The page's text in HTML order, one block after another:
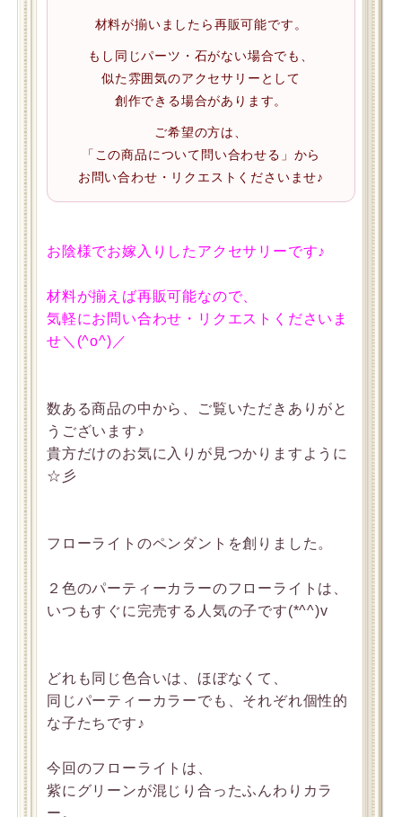
材料が揃いましたら再販可能です。
もし同じパーツ・石がない場合でも、
似た雰囲気のアクセサリーとして
創作できる場合があります。
ご希望の方は、
「この商品について問い合わせる」から
お問い合わせ・リクエストくださいませ♪
お陰様でお嫁入りしたアクセサリーです♪
材料が揃えば再販可能なので、
気軽にお問い合わせ・リクエストくださいま
せ＼(^o^)／
数ある商品の中から、ご覧いただきありがと
うございます♪
貴方だけのお気に入りが見つかりますように
☆彡
フローライトのペンダントを創りました。
２色のパーティーカラーのフローライトは、
いつもすぐに完売する人気の子です(*^^)v
どれも同じ色合いは、ほぼなくて、
同じパーティーカラーでも、それぞれ個性的
な子たちです♪
今回のフローライトは、
紫にグリーンが混じり合ったふんわりカラ
ー。